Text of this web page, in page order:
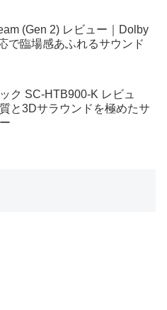
(Gen 2) レビュー｜Dolby
で臨場感あふれるサウンド
ク SC-HTB900-K レビュ
と3Dサラウンドを極めたサ